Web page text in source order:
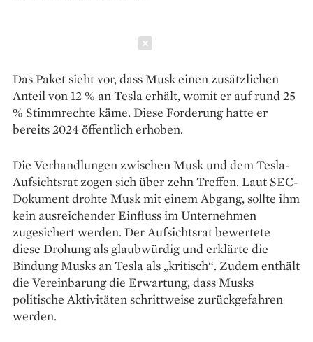
Das Paket sieht vor, dass Musk einen zusätzlichen
Anteil von 12 % an Tesla erhält, womit er auf rund 25
% Stimmrechte käme. Diese Forderung hatte er
bereits 2024 öffentlich erhoben.
Die Verhandlungen zwischen Musk und dem Tesla-
Aufsichtsrat zogen sich über zehn Treffen. Laut SEC-
Dokument drohte Musk mit einem Abgang, sollte ihm
kein ausreichender Einfluss im Unternehmen
zugesichert werden. Der Aufsichtsrat bewertete
diese Drohung als glaubwürdig und erklärte die
Bindung Musks an Tesla als „kritisch“. Zudem enthält
die Vereinbarung die Erwartung, dass Musks
politische Aktivitäten schrittweise zurückgefahren
werden.